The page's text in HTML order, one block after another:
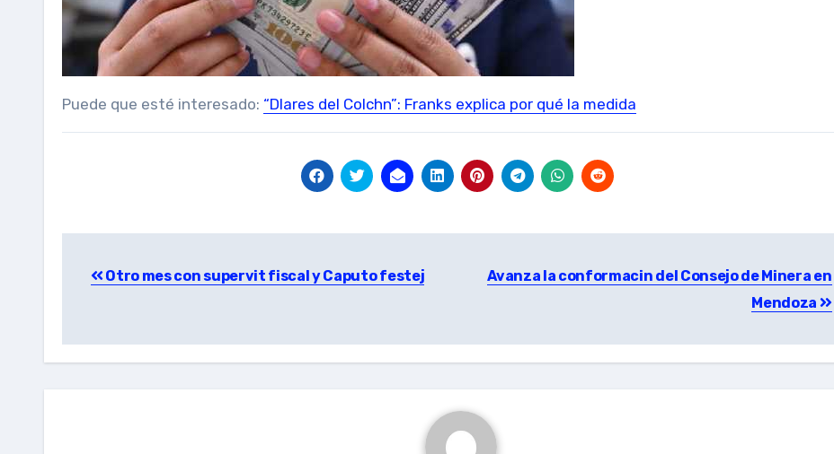
Puede que esté interesado: “Dlares del Colchn”: Franks explica por qué la medida
navigation
Otro mes con supervit fiscal y Caputo festej
Avanza la conformacin del Consejo de Minera en
Mendoza